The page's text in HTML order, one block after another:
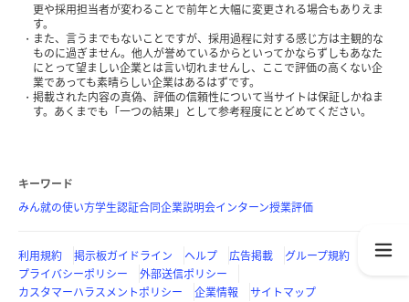
更や採用担当者が変わることで前年と大幅に変更される場合もありえま
す。
また、言うまでもないことですが、採用過程に対する感じ方は主観的な
ものに過ぎません。他人が誉めているからといってかならずしもあなた
にとって望ましい企業とは言い切れませんし、ここで評価の高くない企
業であっても素晴らしい企業はあるはずです。
掲載された内容の真偽、評価の信頼性について当サイトは保証しかねま
す。あくまでも「一つの結果」として参考程度にとどめてください。
キーワード
みん就の使い方学生認証合同企業説明会インターン授業評価
利用規約 掲示板ガイドライン ヘルプ 広告掲載
グループ規約
プライバシーポリシー
外部送信ポリシー
カスタマーハラスメントポリシー
企業情報 サイトマップ